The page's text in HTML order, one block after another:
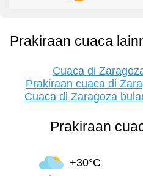
Prakiraan cuaca
Cuaca di
Prakiraan cuaca di
Cuaca di Zaragoza
Prakiraan
+30°C